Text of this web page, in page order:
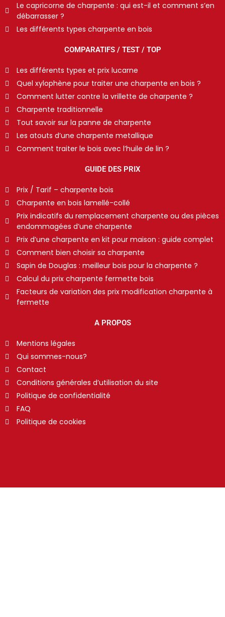
Le capricorne de charpente : qui est-il et comment s’en
débarrasser ?
Les différents types charpente en bois
COMPARATIFS / TEST / TOP
Les différents types et prix lucarne
Quel xylophène pour traiter une charpente en bois ?
Comment lutter contre la vrillette de charpente ?
Charpente traditionnelle
Tout savoir sur la panne de charpente
Les atouts d’une charpente metallique
Comment traiter le bois avec l’huile de lin ?
GUIDE DES PRIX
Prix / Tarif – charpente bois
Charpente en bois lamellé-collé
Prix indicatifs du remplacement charpente ou des pièces
endommagées d’une charpente
Prix d’une charpente en kit pour maison : guide complet
Comment bien choisir sa charpente
Sapin de Douglas : meilleur bois pour la charpente ?
Calcul du prix charpente fermette bois
Facteurs de variation des prix modification charpente à
fermette
A PROPOS
Mentions légales
Qui sommes-nous?
Contact
Conditions générales d’utilisation du site
Politique de confidentialité
FAQ
Politique de cookies